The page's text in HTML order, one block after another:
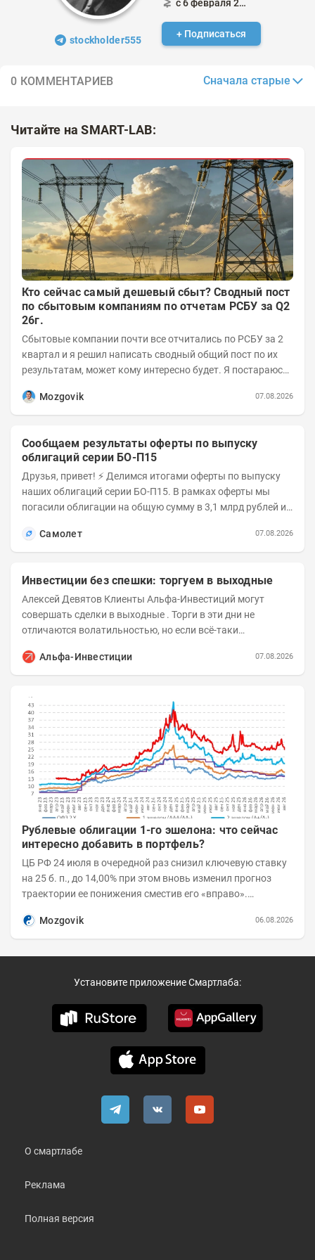
stockholder555
с 6 февраля 2022
+ Подписаться
0 КОММЕНТАРИЕВ Сначала старые
Читайте на SMART-LAB:
Кто сейчас самый дешевый сбыт? Сводный пост
по сбытовым компаниям по отчетам РСБУ за Q2
26г.
Сбытовые компании почти все отчитались по РСБУ за 2
квартал и я решил написать сводный общий пост по их
результатам, может кому интересно будет. Я постараюсь
Mozgovik
07.08.2026
Сообщаем результаты оферты по выпуску
облигаций серии БО-П15
Друзья, привет! ⚡️ Делимся итогами оферты по выпуску
наших облигаций серии БО-П15. В рамках оферты мы
погасили облигации на общую сумму в 3,1 млрд рублей из
Самолет
07.08.2026
Инвестиции без спешки: торгуем в выходные
Алексей Девятов Клиенты Альфа-Инвестиций могут
совершать сделки в выходные . Торги в эти дни не
отличаются волатильностью, но если всё-таки
Альфа-Инвестиции
07.08.2026
Рублевые облигации 1-го эшелона: что сейчас
интересно добавить в портфель?
ЦБ РФ 24 июля в очередной раз снизил ключевую ставку
на 25 б. п., до 14,00% при этом вновь изменил прогноз
траектории ее понижения сместив его «вправо».
Mozgovik
06.08.2026
Установите приложение Смартлаба:
О смартлабе
Реклама
Полная версия